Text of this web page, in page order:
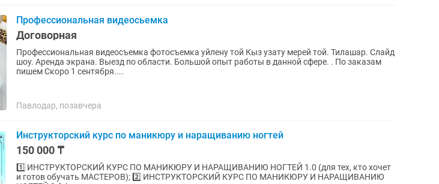
Профессиональная видеосьемка
Договорная
Профессиональная видеосъемка фотосъемка уйлену той Кыз узату мерей той. Тилашар. Слайд
шоу. Аренда экрана. Выезд по области. Большой опыт работы в данной сфере. . По заказам
пишем Скоро 1 сентября....
Павлодар, позавчера
Инструкторский курс по маникюру и наращиванию ногтей
150 000 ₸
1️⃣ ИНСТРУКТОРСКИЙ КУРС ПО МАНИКЮРУ И НАРАЩИВАНИЮ НОГТЕЙ 1.0 (для тех, кто хочет
и готов обучать МАСТЕРОВ); 2️⃣ ИНСТРУКТОРСКИЙ КУРС ПО МАНИКЮРУ И НАРАЩИВАНИЮ